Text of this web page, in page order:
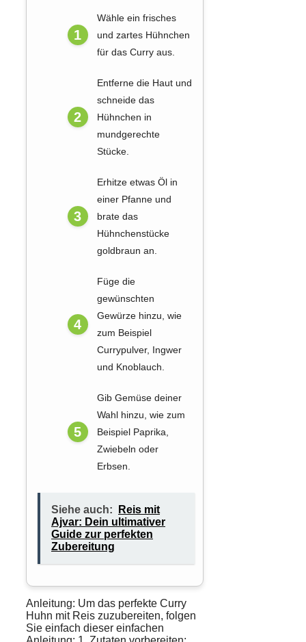
Wähle ein frisches
und zartes Hühnchen
für das Curry aus.
Entferne die Haut und
schneide das
Hühnchen in
mundgerechte
Stücke.
Erhitze etwas Öl in
einer Pfanne und
brate das
Hühnchenstücke
goldbraun an.
Füge die
gewünschten
Gewürze hinzu, wie
zum Beispiel
Currypulver, Ingwer
und Knoblauch.
Gib Gemüse deiner
Wahl hinzu, wie zum
Beispiel Paprika,
Zwiebeln oder
Erbsen.
Siehe auch:
Reis mit
Ajvar: Dein ultimativer
Guide zur perfekten
Zubereitung
Anleitung: Um das perfekte Curry
Huhn mit Reis zuzubereiten, folgen
Sie einfach dieser einfachen